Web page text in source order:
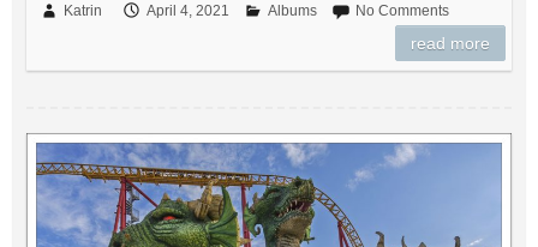
Katrin April 4, 2021 Albums No Comments
read more